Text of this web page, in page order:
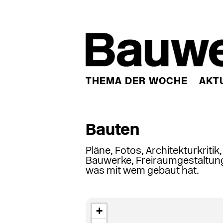
THEMA DER WOCHE
Bauten
Pläne, Fotos,
Bauwerke,
was mit wem gebaut hat.
+